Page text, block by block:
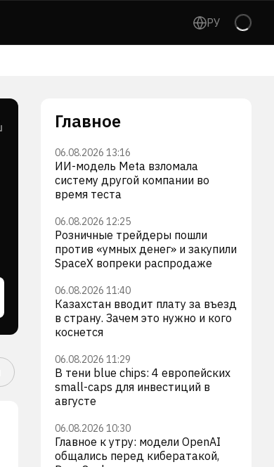
РУ
Главное
06.08.2026 13:16
ИИ-модель Meta взломала
систему другой компании во
время теста
06.08.2026 12:25
Розничные трейдеры пошли
против «умных денег» и закупили
SpaceX вопреки распродаже
06.08.2026 11:40
Казахстан вводит плату за въезд
в страну. Зачем это нужно и кого
коснется
06.08.2026 11:29
В тени blue chips: 4 европейских
small-caps для инвестиций в
августе
06.08.2026 10:30
Главное к утру: модели OpenAI
общались перед кибератакой,